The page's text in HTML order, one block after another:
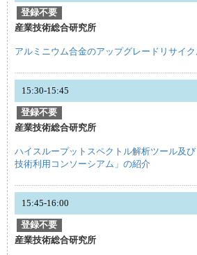
登録不要
産業技術総合研究所
アルミニウム合金のアップグレードリサイ
15:30-15:45
登録不要
産業技術総合研究所
ハイスループットスペクトル解析ツール及
技術利用コンソーシアム」の紹介
15:45-16:00
登録不要
産業技術総合研究所